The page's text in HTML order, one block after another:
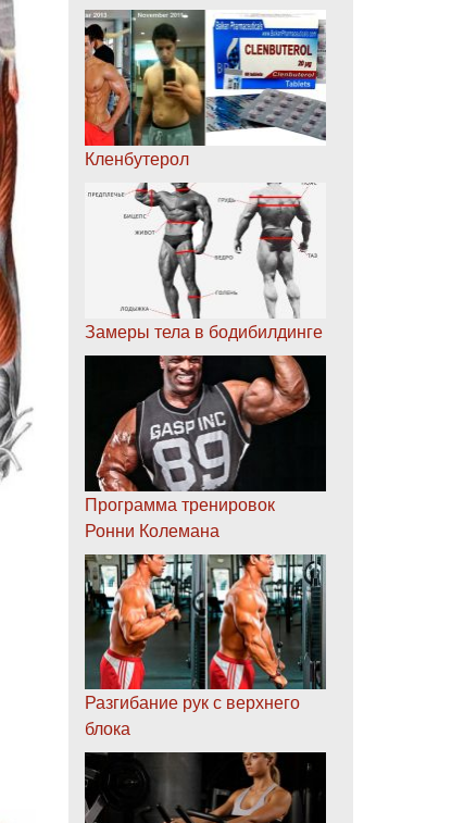
Кленбутерол
Замеры тела в бодибилдинге
Программа тренировок
Ронни Колемана
Разгибание рук с верхнего
блока